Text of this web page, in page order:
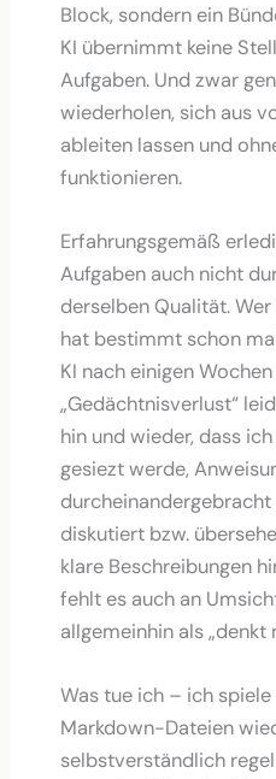
Block, sondern ein
KI übernimmt keine
Aufgaben. Und zwar
wiederholen, sich aus
ableiten lassen und
funktionieren.
Erfahrungsgemäß
Aufgaben auch nicht
derselben Qualität.
hat bestimmt schon
KI nach einigen
„Gedächtnisverlust“
hin und wieder, dass
gesiezt werde,
durcheinandergebracht
diskutiert bzw.
klare Beschreibungen
fehlt es auch an
allgemeinhin als
Was tue ich – ich
Markdown-Dateien
selbstverständlich